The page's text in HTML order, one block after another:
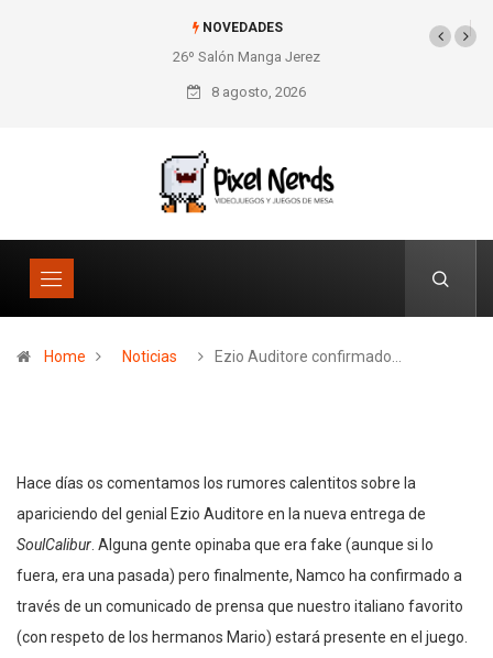
NOVEDADES
26º Salón Manga Jerez SNES Pixel Book para
los amantes de lo retro
8 agosto, 2026
Home Noticias Ezio Auditore confirmado…
Hace días os comentamos los rumores calentitos sobre la
apariciendo del genial Ezio Auditore en la nueva entrega de
SoulCalibur . Alguna gente opinaba que era fake (aunque si lo
fuera, era una pasada) pero finalmente, Namco ha confirmado a
través de un comunicado de prensa que nuestro italiano favorito
(con respeto de los hermanos Mario) estará presente en el juego.